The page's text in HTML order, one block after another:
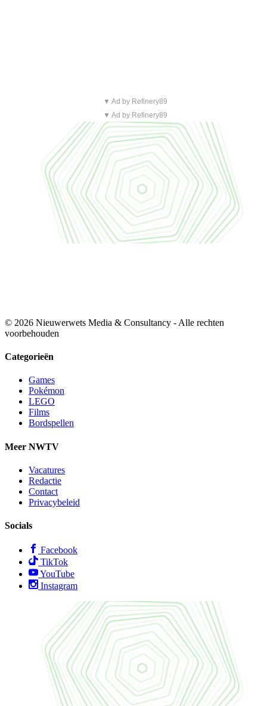
▼ Ad by Refinery89
▼ Ad by Refinery89
© 2026 Nieuwerwets Media & Consultancy - Alle rechten
voorbehouden
Categorieën
Games
Pokémon
LEGO
Films
Bordspellen
Meer NWTV
Vacatures
Redactie
Contact
Privacybeleid
Socials
Facebook
TikTok
YouTube
Instagram